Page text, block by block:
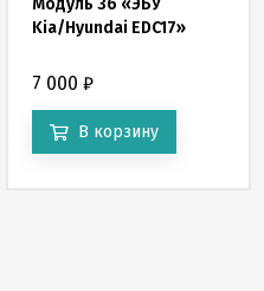
Модуль 36 «ЭБУ
Kia/Hyundai EDC17»
7 000 ₽
В корзину